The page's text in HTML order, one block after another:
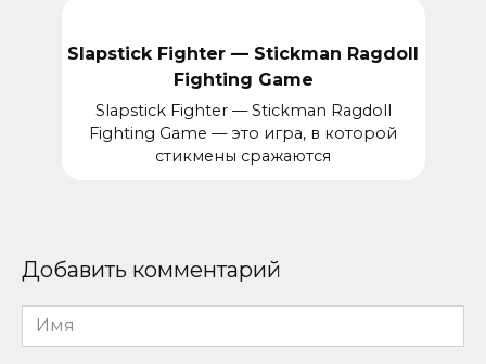
Slapstick Fighter — Stickman Ragdoll
Fighting Game
Slapstick Fighter — Stickman Ragdoll
Fighting Game — это игра, в которой
стикмены сражаются
Добавить комментарий
Имя
*